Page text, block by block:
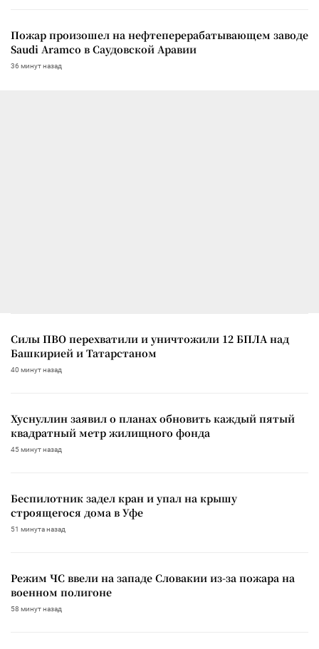
Пожар произошел на нефтеперерабатывающем заводе
Saudi Aramco в Саудовской Аравии
36 минут назад
Силы ПВО перехватили и уничтожили 12 БПЛА над
Башкирией и Татарстаном
40 минут назад
Хуснуллин заявил о планах обновить каждый пятый
квадратный метр жилищного фонда
45 минут назад
Беспилотник задел кран и упал на крышу
строящегося дома в Уфе
51 минута назад
Режим ЧС ввели на западе Словакии из-за пожара на
военном полигоне
58 минут назад